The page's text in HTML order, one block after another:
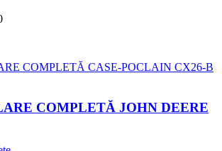
COMPLETĂ JOHN DEERE